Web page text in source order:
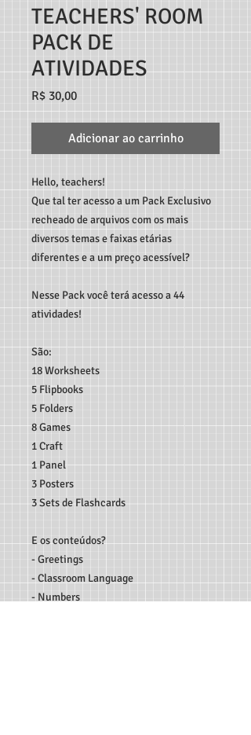
TEACHERS' ROOM
PACK DE
ATIVIDADES
R$ 30,00Preço
Adicionar ao carrinho
Hello, teachers!
Que tal ter acesso a um Pack Exclusivo
recheado de arquivos com os mais
diversos temas e faixas etárias
diferentes e a um preço acessível?
Nesse Pack você terá acesso a 44
atividades!
São:
18 Worksheets
5 Flipbooks
5 Folders
8 Games
1 Craft
1 Panel
3 Posters
3 Sets de Flashcards
E os conteúdos?
- Greetings
- Classroom Language
- Numbers